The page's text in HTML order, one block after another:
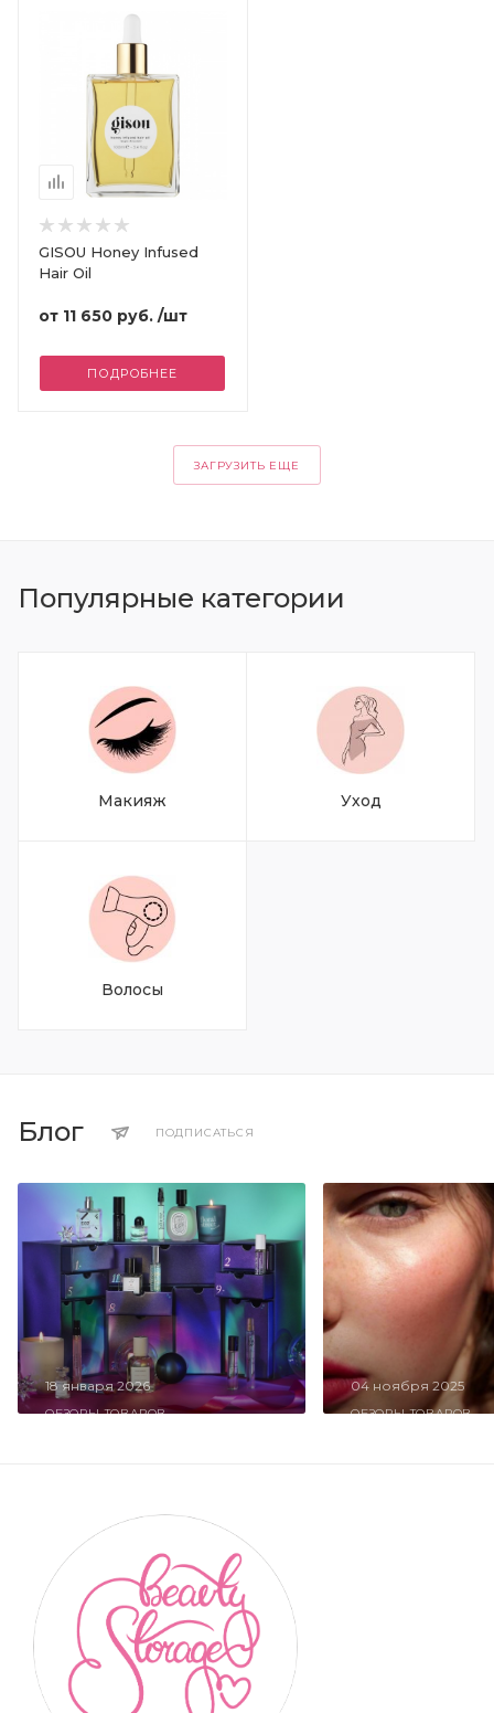
GISOU Honey Infused
Hair Oil
от 11 650 руб. /шт
ПОДРОБНЕЕ
ЗАГРУЗИТЬ ЕЩЕ
Популярные категории
Макияж Уход
Волосы
Блог ПОДПИСАТЬСЯ
ОБЗОРЫ ТОВАРОВ
18 января 2026
ОБЗОРЫ ТОВАРОВ
04 ноября 2025